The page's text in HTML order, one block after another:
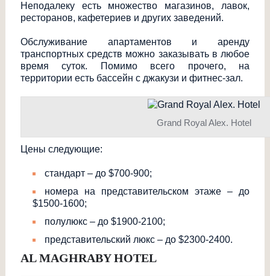
Неподалеку есть множество магазинов, лавок,
ресторанов, кафетериев и других заведений.
Обслуживание апартаментов и аренду
транспортных средств можно заказывать в любое
время суток. Помимо всего прочего, на
территории есть бассейн с джакузи и фитнес-зал.
Grand Royal Alex. Hotel
Цены следующие:
стандарт – до $700-900;
номера на представительском этаже – до
$1500-1600;
полулюкс – до $1900-2100;
представительский люкс – до $2300-2400.
AL MAGHRABY HOTEL